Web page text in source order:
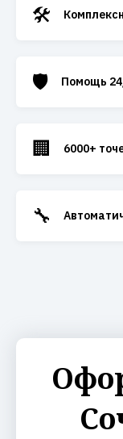
🛠️
🛡️ Помощь
🏢 6000+
🔧